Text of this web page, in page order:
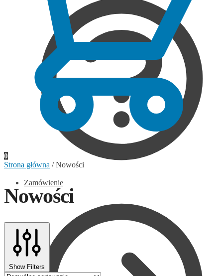
Zamówienie
0
Strona główna /Nowości
Nowości
Show Filters